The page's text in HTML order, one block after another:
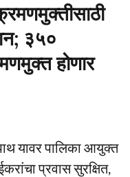
३५०
होणार
यावर पालिका आयुक्त
प्रवास सुरक्षित,